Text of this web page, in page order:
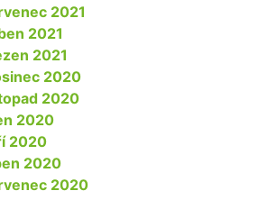
2021
2021
2021
2020
2020
2020
2020
2020
2020